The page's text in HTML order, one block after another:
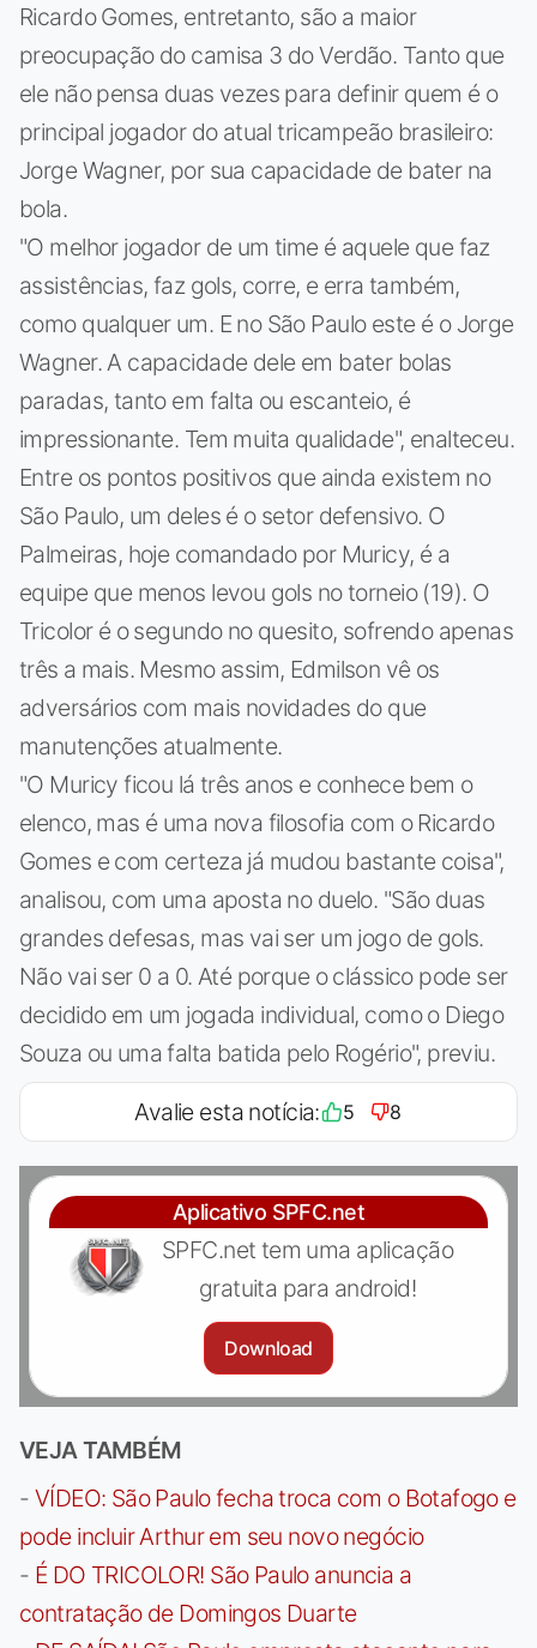
Ricardo Gomes, entretanto, são a maior
preocupação do camisa 3 do Verdão. Tanto que
ele não pensa duas vezes para definir quem é o
principal jogador do atual tricampeão brasileiro:
Jorge Wagner, por sua capacidade de bater na
bola.
"O melhor jogador de um time é aquele que faz
assistências, faz gols, corre, e erra também,
como qualquer um. E no São Paulo este é o Jorge
Wagner. A capacidade dele em bater bolas
paradas, tanto em falta ou escanteio, é
impressionante. Tem muita qualidade", enalteceu.
Entre os pontos positivos que ainda existem no
São Paulo, um deles é o setor defensivo. O
Palmeiras, hoje comandado por Muricy, é a
equipe que menos levou gols no torneio (19). O
Tricolor é o segundo no quesito, sofrendo apenas
três a mais. Mesmo assim, Edmilson vê os
adversários com mais novidades do que
manutenções atualmente.
"O Muricy ficou lá três anos e conhece bem o
elenco, mas é uma nova filosofia com o Ricardo
Gomes e com certeza já mudou bastante coisa",
analisou, com uma aposta no duelo. "São duas
grandes defesas, mas vai ser um jogo de gols.
Não vai ser 0 a 0. Até porque o clássico pode ser
decidido em um jogada individual, como o Diego
Souza ou uma falta batida pelo Rogério", previu.
Avalie esta notícia: 5 8
Aplicativo SPFC.net
SPFC.net tem uma aplicação
gratuita para android!
Download
VEJA TAMBÉM
- VÍDEO: São Paulo fecha troca com o Botafogo e
pode incluir Arthur em seu novo negócio
- É DO TRICOLOR! São Paulo anuncia a
contratação de Domingos Duarte